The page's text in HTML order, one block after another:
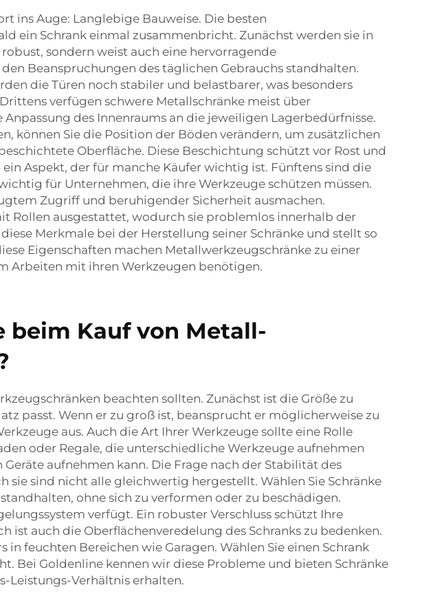
ins Auge: Langlebige Bauweise. Die besten
ein Schrank einmal zusammenbricht. Zunächst werden sie in
sondern weist auch eine hervorragende
Beanspruchungen des täglichen Gebrauchs standhalten.
die Türen noch stabiler und belastbarer, was besonders
verfügen schwere Metallschränke meist über
des Innenraums an die jeweiligen Lagerbedürfnisse.
können Sie die Position der Böden verändern, um zusätzlichen
Oberfläche. Diese Beschichtung schützt vor Rost und
Aspekt, der für manche Käufer wichtig ist. Fünftens sind die
für Unternehmen, die ihre Werkzeuge schützen müssen.
Zugriff und beruhigender Sicherheit ausmachen.
Rollen ausgestattet, wodurch sie problemlos innerhalb der
Merkmale bei der Herstellung seiner Schränke und stellt so
Eigenschaften machen Metallwerkzeugschränke zu einer
Arbeiten mit ihren Werkzeugen benötigen.
beim Kauf von Metall-
beachten sollten. Zunächst ist die Größe zu
passt. Wenn er zu groß ist, beansprucht er möglicherweise zu
aus. Auch die Art Ihrer Werkzeuge sollte eine Rolle
oder Regale, die unterschiedliche Werkzeuge aufnehmen
aufnehmen kann. Die Frage nach der Stabilität des
sie sind nicht alle gleichwertig hergestellt. Wählen Sie Schränke
ohne sich zu verformen oder zu beschädigen.
verfügt. Ein robuster Verschluss schützt Ihre
ist auch die Oberflächenveredelung des Schranks zu bedenken.
feuchten Bereichen wie Garagen. Wählen Sie einen Schrank
Bei Goldenline kennen wir diese Probleme und bieten Schränke
Leistungs-Verhältnis erhalten.